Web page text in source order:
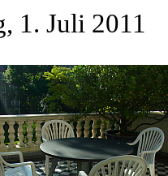
1. Juli 2011